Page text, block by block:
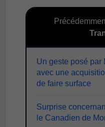
Un geste posé par
avec une
de faire surface
Surprise
le Canadien de